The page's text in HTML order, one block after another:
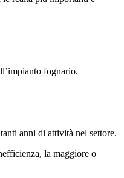
fognario.
anni di attività nel settore.
la maggiore o